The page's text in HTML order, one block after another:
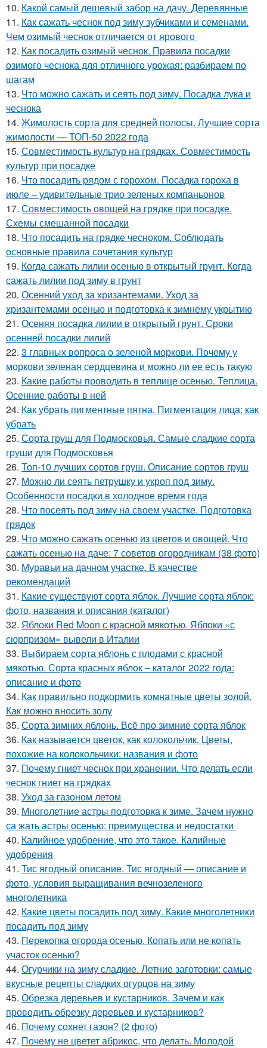
10. Какой самый дешевый забор на дачу. Деревянные
11. Как сажать чеснок под зиму зубчиками и семенами.
Чем озимый чеснок отличается от ярового
12. Как посадить озимый чеснок. Правила посадки
озимого чеснока для отличного урожая: разбираем по
шагам
13. Что можно сажать и сеять под зиму. Посадка лука и
чеснока
14. Жимолость сорта для средней полосы. Лучшие сорта
жимолости — ТОП-50 2022 года
15. Совместимость культур на грядках. Совместимость
культур при посадке
16. Что посадить рядом с горохом. Посадка гороха в
июле – удивительные трио зеленых компаньонов
17. Совместимость овощей на грядке при посадке.
Схемы смешанной посадки
18. Что посадить на грядке чесноком. Соблюдать
основные правила сочетания культур
19. Когда сажать лилии осенью в открытый грунт. Когда
сажать лилии под зиму в грунт
20. Осенний уход за хризантемами. Уход за
хризантемами осенью и подготовка к зимнему укрытию
21. Осеняя посадка лилии в открытый грунт. Сроки
осенней посадки лилий
22. 3 главных вопроса о зеленой моркови. Почему у
моркови зеленая сердцевина и можно ли ее есть такую
23. Какие работы проводить в теплице осенью. Теплица.
Осенние работы в ней
24. Как убрать пигментные пятна. Пигментация лица: как
убрать
25. Сорта груш для Подмосковья. Самые сладкие сорта
груши для Подмосковья
26. Топ-10 лучших сортов груш. Описание сортов груш
27. Можно ли сеять петрушку и укроп под зиму.
Особенности посадки в холодное время года
28. Что посеять под зиму на своем участке. Подготовка
грядок
29. Что можно сажать осенью из цветов и овощей. Что
сажать осенью на даче: 7 советов огородникам (38 фото)
30. Муравьи на дачном участке. В качестве
рекомендаций
31. Какие существуют сорта яблок. Лучшие сорта яблок:
фото, названия и описания (каталог)
32. Яблоки Red Moon с красной мякотью. Яблоки «с
сюрпризом» вывели в Италии
33. Выбираем сорта яблонь с плодами с красной
мякотью. Сорта красных яблок – каталог 2022 года:
описание и фото
34. Как правильно подкормить комнатные цветы золой.
Как можно вносить золу
35. Сорта зимних яблонь. Всё про зимние сорта яблок
36. Как называется цветок, как колокольчик. Цветы,
похожие на колокольчики: названия и фото
37. Почему гниет чеснок при хранении. Что делать если
чеснок гниет на грядках
38. Уход за газоном летом
39. Многолетние астры подготовка к зиме. Зачем нужно
са жать астры осенью: преимущества и недостатки
40. Калийное удобрение, что это такое. Калийные
удобрения
41. Тис ягодный описание. Тис ягодный — описание и
фото, условия выращивания вечнозеленого
многолетника
42. Какие цветы посадить под зиму. Какие многолетники
посадить под зиму
43. Перекопка огорода осенью. Копать или не копать
участок осенью?
44. Огурчики на зиму сладкие. Летние заготовки: самые
вкусные рецепты сладких огурцов на зиму
45. Обрезка деревьев и кустарников. Зачем и как
проводить обрезку деревьев и кустарников?
46. Почему сохнет газон? (2 фото)
47. Почему не цветет абрикос, что делать. Молодой